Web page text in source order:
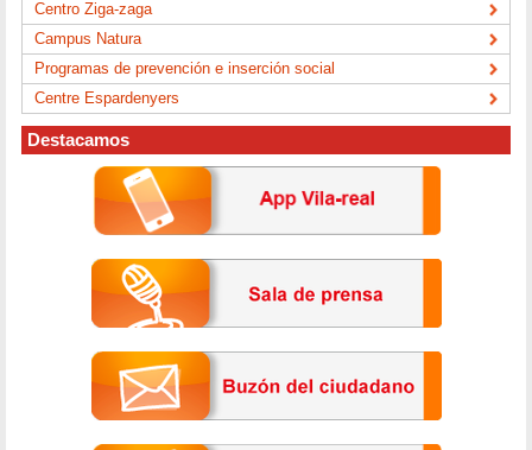
Centro Ziga-zaga
Campus Natura
Programas de prevención e inserción social
Centre Espardenyers
Destacamos